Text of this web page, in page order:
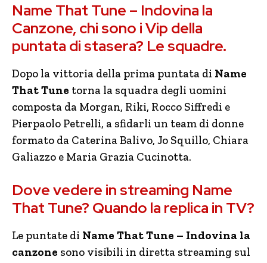
Name That Tune – Indovina la
Canzone, chi sono i Vip della
puntata di stasera? Le squadre.
Dopo la vittoria della prima puntata di Name
That Tune torna la squadra degli uomini
composta da Morgan, Riki, Rocco Siffredi e
Pierpaolo Petrelli, a sfidarli un team di donne
formato da Caterina Balivo, Jo Squillo, Chiara
Galiazzo e Maria Grazia Cucinotta.
Dove vedere in streaming Name
That Tune? Quando la replica in TV?
Le puntate di Name That Tune – Indovina la
canzone sono visibili in diretta streaming sul